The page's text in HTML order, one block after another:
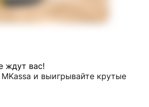
ждут вас!
и выигрывайте крутые